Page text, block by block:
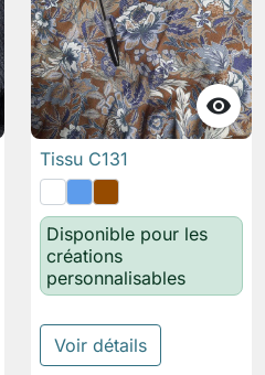

Tissu C131
Disponible pour les
créations
personnalisables
Voir détails